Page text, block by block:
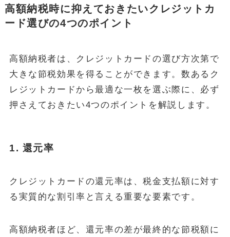
高額納税時に抑えておきたいクレジットカ
ード選びの4つのポイント
高額納税者は、クレジットカードの選び方次第で
大きな節税効果を得ることができます。数あるク
レジットカードから最適な一枚を選ぶ際に、必ず
押さえておきたい4つのポイントを解説します。
1. 還元率
クレジットカードの還元率は、税金支払額に対す
る実質的な割引率と言える重要な要素です。
高額納税者ほど、還元率の差が最終的な節税額に